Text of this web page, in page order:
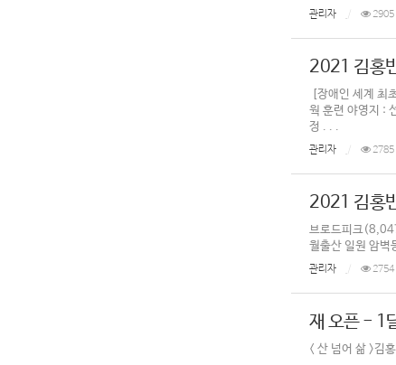
관리자 2905
2021 김홍
[장애인 세계
웍 훈련 야영지 :
정 . . .
관리자 2785
2021 김홍
브로드피크
월출산 일원 암벽
관리자 2754
재 오픈 - 1
< 산 넘어 삶 >